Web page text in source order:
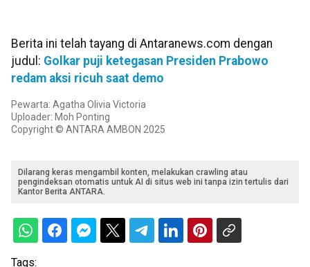
Berita ini telah tayang di Antaranews.com dengan
judul: Golkar puji ketegasan Presiden Prabowo
redam aksi ricuh saat demo
Pewarta: Agatha Olivia Victoria
Uploader: Moh Ponting
Copyright © ANTARA AMBON 2025
Dilarang keras mengambil konten, melakukan crawling atau
pengindeksan otomatis untuk AI di situs web ini tanpa izin tertulis dari
Kantor Berita ANTARA.
Tags: